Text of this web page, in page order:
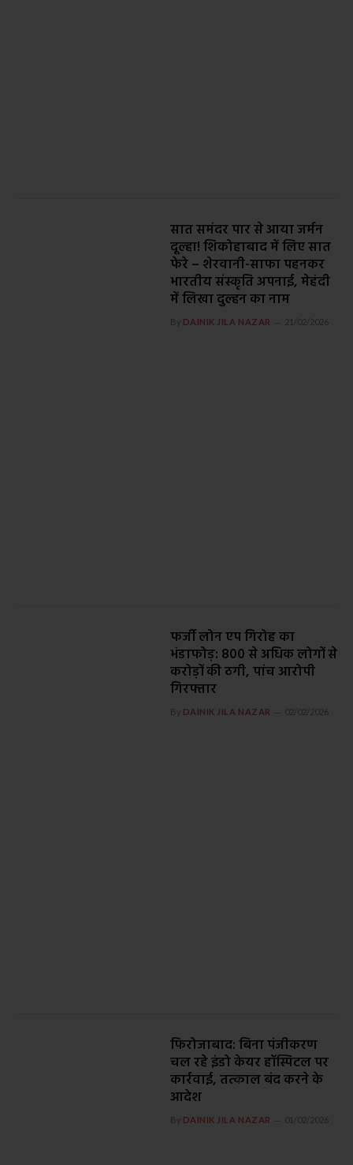
सात समंदर पार से आया जर्मन
दूल्हा! शिकोहाबाद में लिए सात
फेरे – शेरवानी-साफा पहनकर
भारतीय संस्कृति अपनाई, मेहंदी
में लिखा दुल्हन का नाम
By DAINIK JILA NAZAR 21/02/2026
फर्जी लोन एप गिरोह का
भंडाफोड़: 800 से अधिक लोगों से
करोड़ों की ठगी, पांच आरोपी
गिरफ्तार
By DAINIK JILA NAZAR 02/02/2026
फिरोजाबाद: बिना पंजीकरण
चल रहे इंडो केयर हॉस्पिटल पर
कार्रवाई, तत्काल बंद करने के
आदेश
By DAINIK JILA NAZAR 01/02/2026